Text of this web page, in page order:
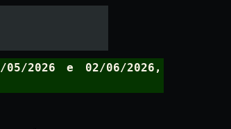
2026 e 02/06/2026,